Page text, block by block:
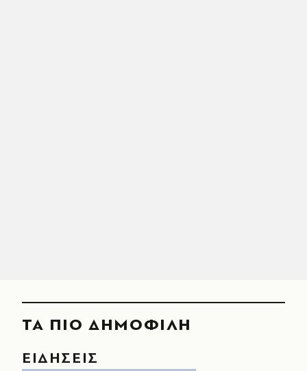
ΤΑ ΠΙΟ ΔΗΜΟΦΙΛΗ
ΕΙΔΗΣΕΙΣ